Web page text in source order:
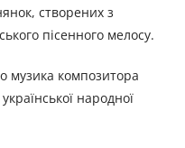
створених з
пісенного мелосу.
музика композитора
народної